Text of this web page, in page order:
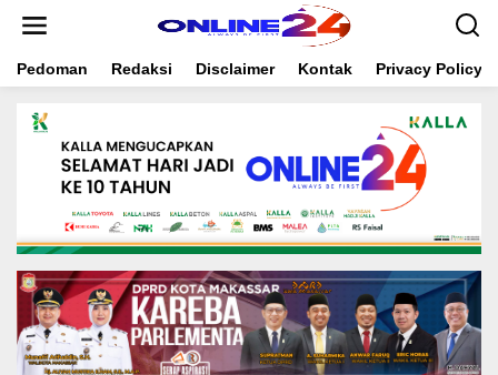
t
Pedoman Redaksi Disclaimer Kontak Privacy Policy